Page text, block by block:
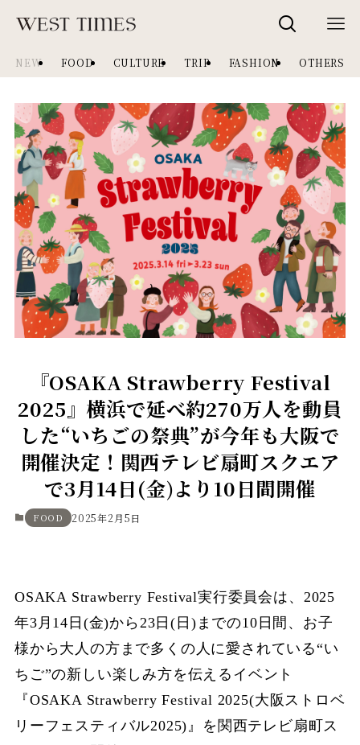
NEW FOOD CULTURE TRIP FASHION OTHERS
『OSAKA Strawberry Festival
2025』横浜で延べ約270万人を動員
した“いちごの祭典”が今年も大阪で
開催決定！関西テレビ扇町スクエア
で3月14日(金)より10日間開催
FOOD 2025年2月5日
OSAKA Strawberry Festival実行委員会は、2025
年3月14日(金)から23日(日)までの10日間、お子
様から大人の方まで多くの人に愛されている“い
ちご”の新しい楽しみ方を伝えるイベント
『OSAKA Strawberry Festival 2025(大阪ストロベ
リーフェスティバル2025)』を関西テレビ扇町ス